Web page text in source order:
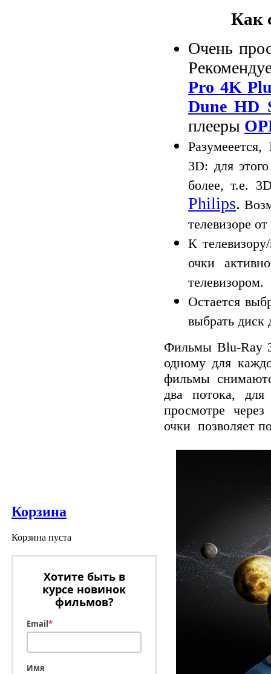
Корзина
Корзина пуста
Хотите быть в
курсе новинок
фильмов?
Email*
Имя
Как
Очень
Pro 4K
Dune HD
плееры
3D: для
более, т.е.
Philips.
телевизоре
К
очки
телевизором.
Остается
выбрать диск
Фильмы Blu-Ray
одному для
фильмы
два потока, для
просмотре
очки позволяет